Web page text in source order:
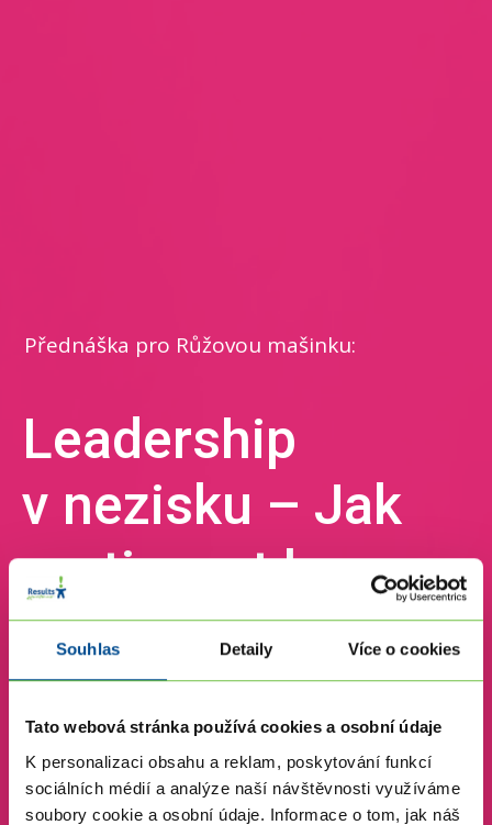
Souhlas Detaily Více o cookies
Tato webová stránka používá cookies a osobní údaje
K personalizaci obsahu a reklam, poskytování funkcí
sociálních médií a analýze naší návštěvnosti využíváme
soubory cookie a osobní údaje. Informace o tom, jak náš
Přednáška pro Růžovou mašinku:
Leadership
v nezisku – ​Jak
motivovat bez
peněz
Živě nebo online (Délka: 90 minut)
Přihlaste se kliknutím na vybraný termín: